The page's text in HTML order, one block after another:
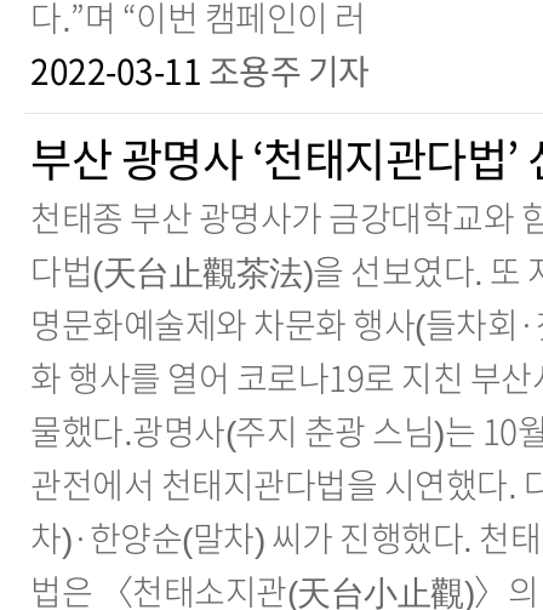
다.”며 “이번 캠페인이 러
2022-03-11 조용주 기자
부산 광명사 ‘천태지관다법’
천태종 부산 광명사가 금강대학교와
다법(天台止觀茶法)을 선보였다. 또
명문화예술제와 차문화 행사(들차회
화 행사를 열어 코로나19로 지친 부
물했다.광명사(주지 춘광 스님)는 10
관전에서 천태지관다법을 시연했다.
차)·한양순(말차) 씨가 진행했다. 천
법은 〈천태소지관(天台小止觀)〉